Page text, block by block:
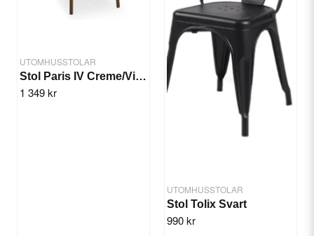
UTOMHUSSTOLAR
Stol Paris IV Creme/Vinröd
1 349 kr
UTOMHUSSTOLAR
Stol Tolix Svart
990 kr